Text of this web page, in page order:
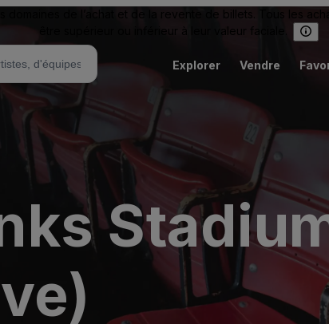
domaines de l’achat et de la revente de billets. Tous les
être supérieur ou inférieur à leur valeur faciale.
Explorer Vendre